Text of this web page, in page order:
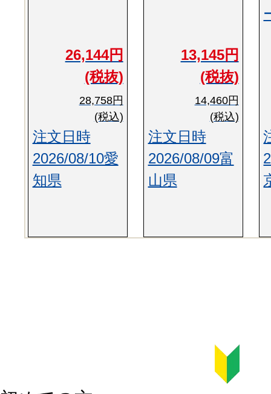
26,144円
(税抜)
28,758円
(税込)
注文日時
2026/08/10愛
知県
13,145円
(税抜)
14,460円
(税込)
注文日時
2026/08/09富
山県